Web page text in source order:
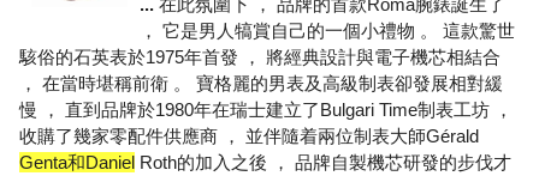
... 在此氛圍下 ， 品牌的首款Roma腕錶誕生了
， 它是男人犒賞自己的一個小禮物 。 這款驚世
駭俗的石英表於1975年首發 ， 將經典設計與電子機芯相結合
， 在當時堪稱前衛 。 寶格麗的男表及高級制表卻發展相對緩
慢 ， 直到品牌於1980年在瑞士建立了Bulgari Time制表工坊 ，
收購了幾家零配件供應商 ， 並伴隨着兩位制表大師Gérald
Genta和Daniel Roth的加入之後 ， 品牌自製機芯研發的步伐才